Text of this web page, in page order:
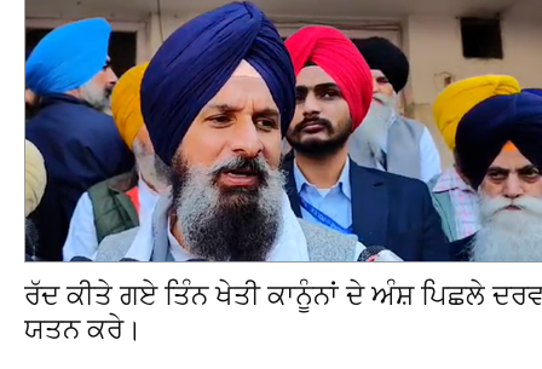
ਰੱਦ ਕੀਤੇ ਗਏ ਤਿੰਨ ਖੇਤੀ ਕਾਨੂੰਨਾਂ ਦੇ ਅੰਸ਼ ਪਿਛਲੇ
ਯਤਨ ਕਰੇ।